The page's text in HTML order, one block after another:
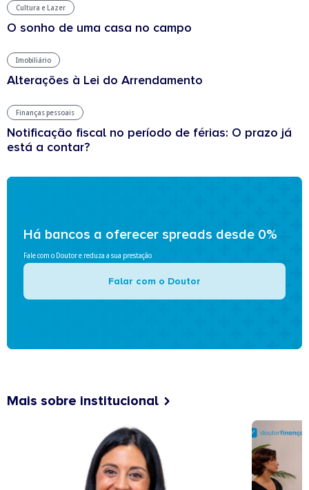
Cultura e Lazer
O sonho de uma casa no campo
Imobiliário
Alterações à Lei do Arrendamento
Finanças pessoais
Notificação fiscal no período de férias: O prazo já
está a contar?
Há bancos a oferecer spreads desde 0%
Fale com o Doutor e reduza a sua prestação
Falar com o Doutor
Mais sobre institucional